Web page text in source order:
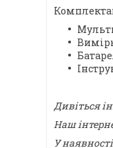
Дивіться
Наш
У